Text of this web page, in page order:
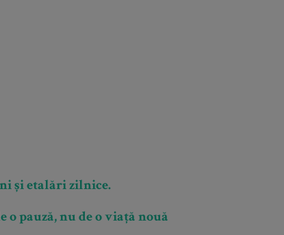
și etalări zilnice.
o pauză, nu de o viață nouă